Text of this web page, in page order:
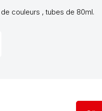
couleurs , tubes de 80ml.